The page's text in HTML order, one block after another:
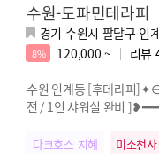
수원-도파민테라피
경기 수원시 팔달구 인
8% 120,000 ~ 리뷰
수원 인계동 [후테라피
전 / 1인 샤워실 완비
다크호스 지혜 미소천